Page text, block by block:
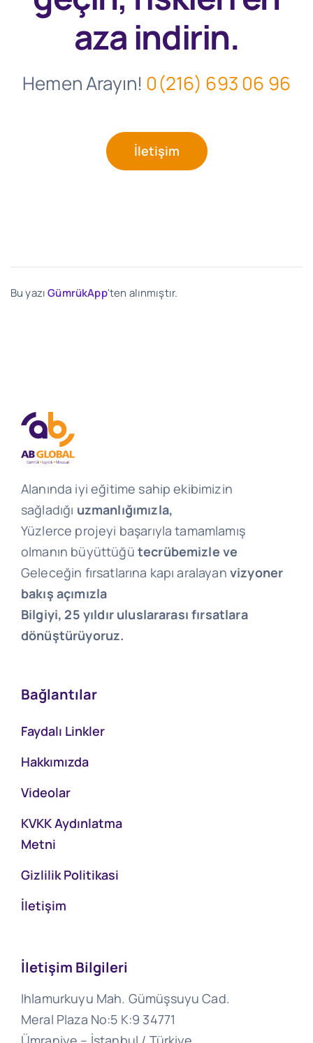
aza indirin.
Hemen Arayın! 0(216) 693 06 96
İletişim
Bu yazıGümrükApp'ten alınmıştır.
Alanında iyi eğitime sahip ekibimizin
sağladığı uzmanlığımızla,
Yüzlerce projeyi başarıyla tamamlamış
olmanın büyüttüğü tecrübemizle ve
Geleceğin fırsatlarına kapı aralayan vizyoner
bakış açımızla
Bilgiyi, 25 yıldır uluslararası fırsatlara
dönüştürüyoruz.
Bağlantılar
Faydalı Linkler
Hakkımızda
Videolar
KVKK Aydınlatma
Metni
Gizlilik Politikasi
İletişim
İletişim Bilgileri
Ihlamurkuyu Mah. Gümüşsuyu Cad.
Meral Plaza No:5 K:9 34771